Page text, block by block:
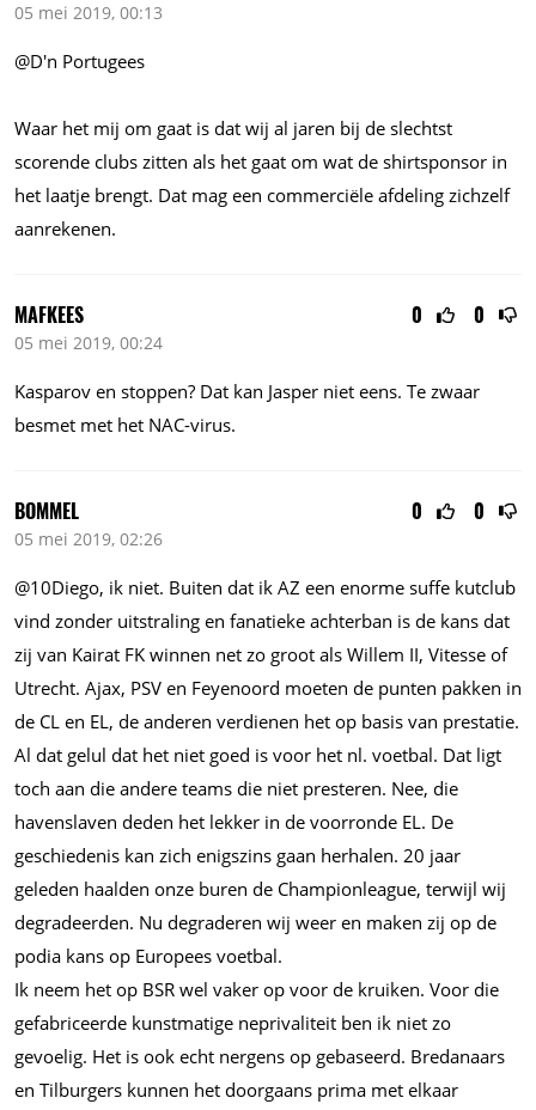
05 mei 2019, 00:13
@D'n Portugees
Waar het mij om gaat is dat wij al jaren bij de slechtst
scorende clubs zitten als het gaat om wat de shirtsponsor in
het laatje brengt. Dat mag een commerciële afdeling zichzelf
aanrekenen.
0 0
MAFKEES
05 mei 2019, 00:24
Kasparov en stoppen? Dat kan Jasper niet eens. Te zwaar
besmet met het NAC-virus.
0 0
BOMMEL
05 mei 2019, 02:26
@10Diego, ik niet. Buiten dat ik AZ een enorme suffe kutclub
vind zonder uitstraling en fanatieke achterban is de kans dat
zij van Kairat FK winnen net zo groot als Willem II, Vitesse of
Utrecht. Ajax, PSV en Feyenoord moeten de punten pakken in
de CL en EL, de anderen verdienen het op basis van prestatie.
Al dat gelul dat het niet goed is voor het nl. voetbal. Dat ligt
toch aan die andere teams die niet presteren. Nee, die
havenslaven deden het lekker in de voorronde EL. De
geschiedenis kan zich enigszins gaan herhalen. 20 jaar
geleden haalden onze buren de Championleague, terwijl wij
degradeerden. Nu degraderen wij weer en maken zij op de
podia kans op Europees voetbal.
Ik neem het op BSR wel vaker op voor de kruiken. Voor die
gefabriceerde kunstmatige neprivaliteit ben ik niet zo
gevoelig. Het is ook echt nergens op gebaseerd. Bredanaars
en Tilburgers kunnen het doorgaans prima met elkaar